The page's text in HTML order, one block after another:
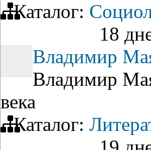
Каталог:
18
Владимир
Владимир
века
Каталог: